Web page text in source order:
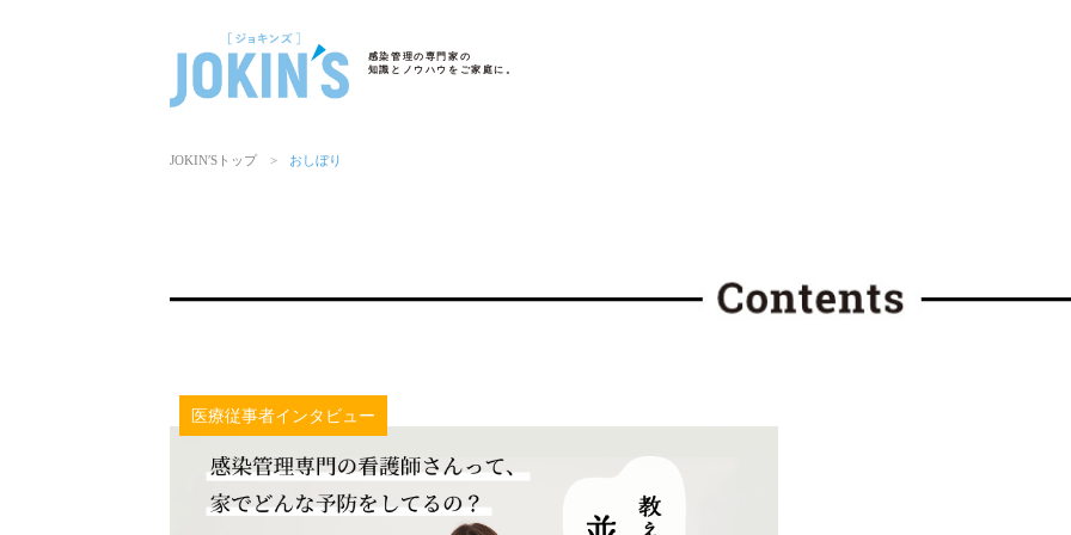
感染管理の専門家の
知識とノウハウをご家庭に。
JOKIN′Sトップ > おしぼり
医療従事者インタビュー